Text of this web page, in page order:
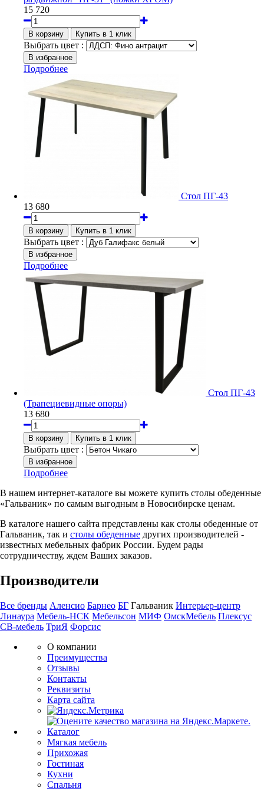
15 720
Выбрать цвет :
Подробнее
Стол ПГ-43
13 680
Выбрать цвет :
Подробнее
Стол ПГ-43
(Трапециевидные опоры)
13 680
Выбрать цвет :
Подробнее
В нашем интернет-каталоге вы можете купить столы обеденные
«Гальваник» по самым выгодным в Новосибирске ценам.
В каталоге нашего сайта представлены как столы обеденные от
Гальваник, так и столы обеденные других производителей -
известных мебельных фабрик России. Будем рады
сотрудничеству, ждем Ваших заказов.
Производители
Все бренды Аленсио Барнео БГ Гальваник Интерьер-центр
Линаура Мебель-НСК Мебельсон МИФ ОмскМебель Плексус
СВ-мебель ТриЯ Форсис
О компании
Преимущества
Отзывы
Контакты
Реквизиты
Карта сайта
Каталог
Мягкая мебель
Прихожая
Гостиная
Кухни
Спальня